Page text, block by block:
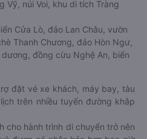
Vỹ, núi Voi, khu di tích Tràng
Cửa Lò, đảo Lan Châu, vườn
Thanh Chương, đảo Hòn Ngư,
đồng cừu Nghệ An, biển
đặt vé xe khách, máy bay, tàu
trên nhiều tuyến đường khắp
cho hành trình di chuyển trở nên